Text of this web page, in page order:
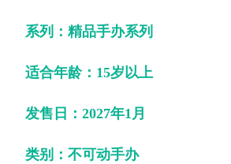
系列：精品手办系列
适合年龄：15岁以上
发售日：2027年1月
类别：不可动手办